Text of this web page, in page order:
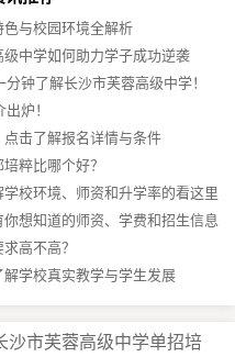
与校园环境全解析
中学如何助力学子成功逆袭
钟了解长沙市芙蓉高级中学！
炉！
击了解报名详情与条件
粹比哪个好？
校环境、师资和升学率的看这里
想知道的师资、学费和招生信息
高不高？
学校真实教学与学生发展
沙市芙蓉高级中学单招培